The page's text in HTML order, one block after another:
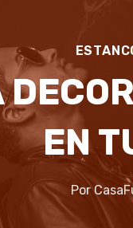
EN
Por